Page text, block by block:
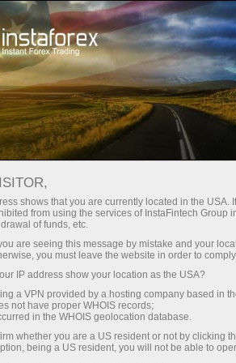
Untuk Pedagang Baru
Buka akaun
Ianya semudah ABC untuk
tanpa sebarang risiko.
mencadangkan supaya anda
demo yang didepositkan
dan belajar berdagang pada
pelbagai fungsi MetaTrader. Ia
masa tidak lebih daripada
Sebaik sahaja akaun demo
shows that you are currently located in the USA.
from using the services of InstaFintech Group
of funds, etc.
are seeing this message by mistake and your
you must leave the website in order to
IP address show your location as the USA?
a VPN provided by a hosting company based in
not have proper WHOIS records;
in the WHOIS geolocation database.
whether you are a US resident or not by clicking
being a US resident, you will not be able to